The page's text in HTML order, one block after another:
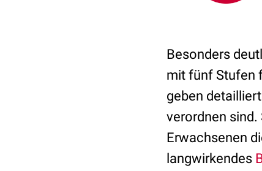
Besonders
mit fünf Stufen
geben
verordnen
Erwachsenen
langwirkendes